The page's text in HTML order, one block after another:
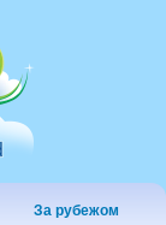
За рубежом